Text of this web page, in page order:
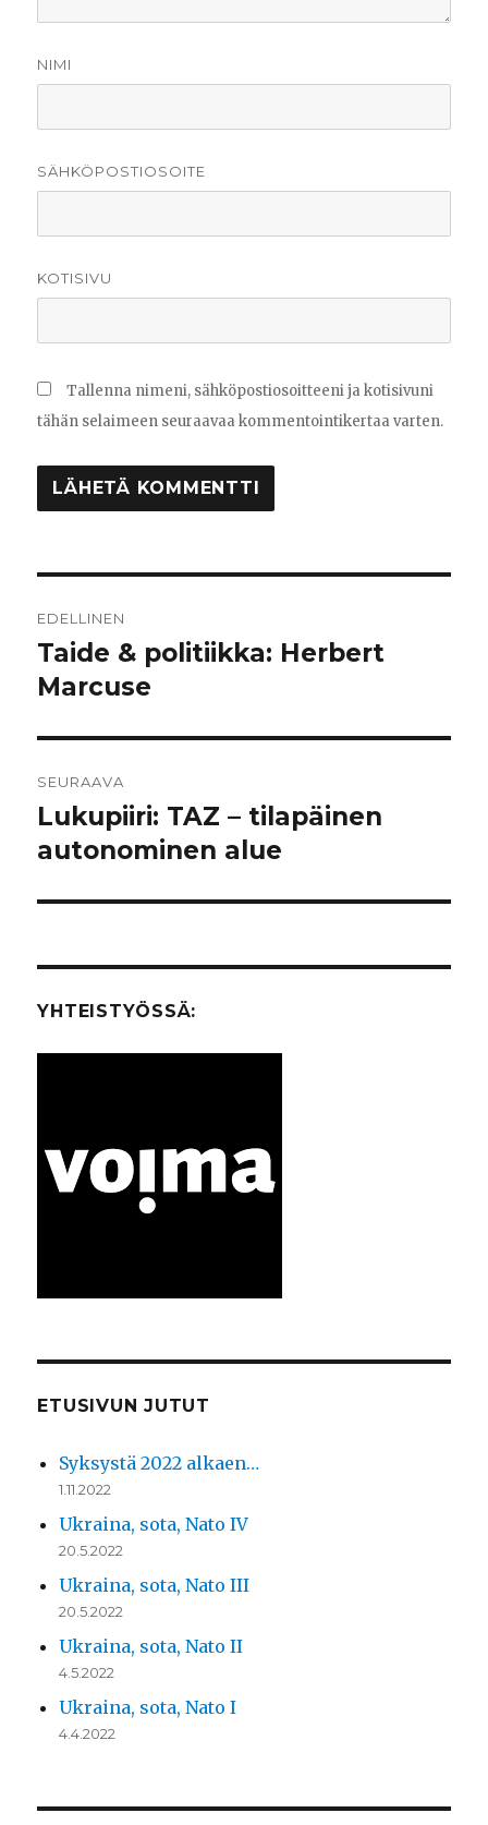
NIMI
SÄHKÖPOSTIOSOITE
KOTISIVU
Tallenna nimeni, sähköpostiosoitteeni ja kotisivuni
tähän selaimeen seuraavaa kommentointikertaa varten.
selaus
EDELLINEN
Edellinen
artikkeli:
Taide & politiikka: Herbert
Marcuse
SEURAAVA
Seuraava
artikkeli:
Lukupiiri: TAZ – tilapäinen
autonominen alue
YHTEISTYÖSSÄ:
ETUSIVUN JUTUT
Syksystä 2022 alkaen…
1.11.2022
Ukraina, sota, Nato IV
20.5.2022
Ukraina, sota, Nato III
20.5.2022
Ukraina, sota, Nato II
4.5.2022
Ukraina, sota, Nato I
4.4.2022